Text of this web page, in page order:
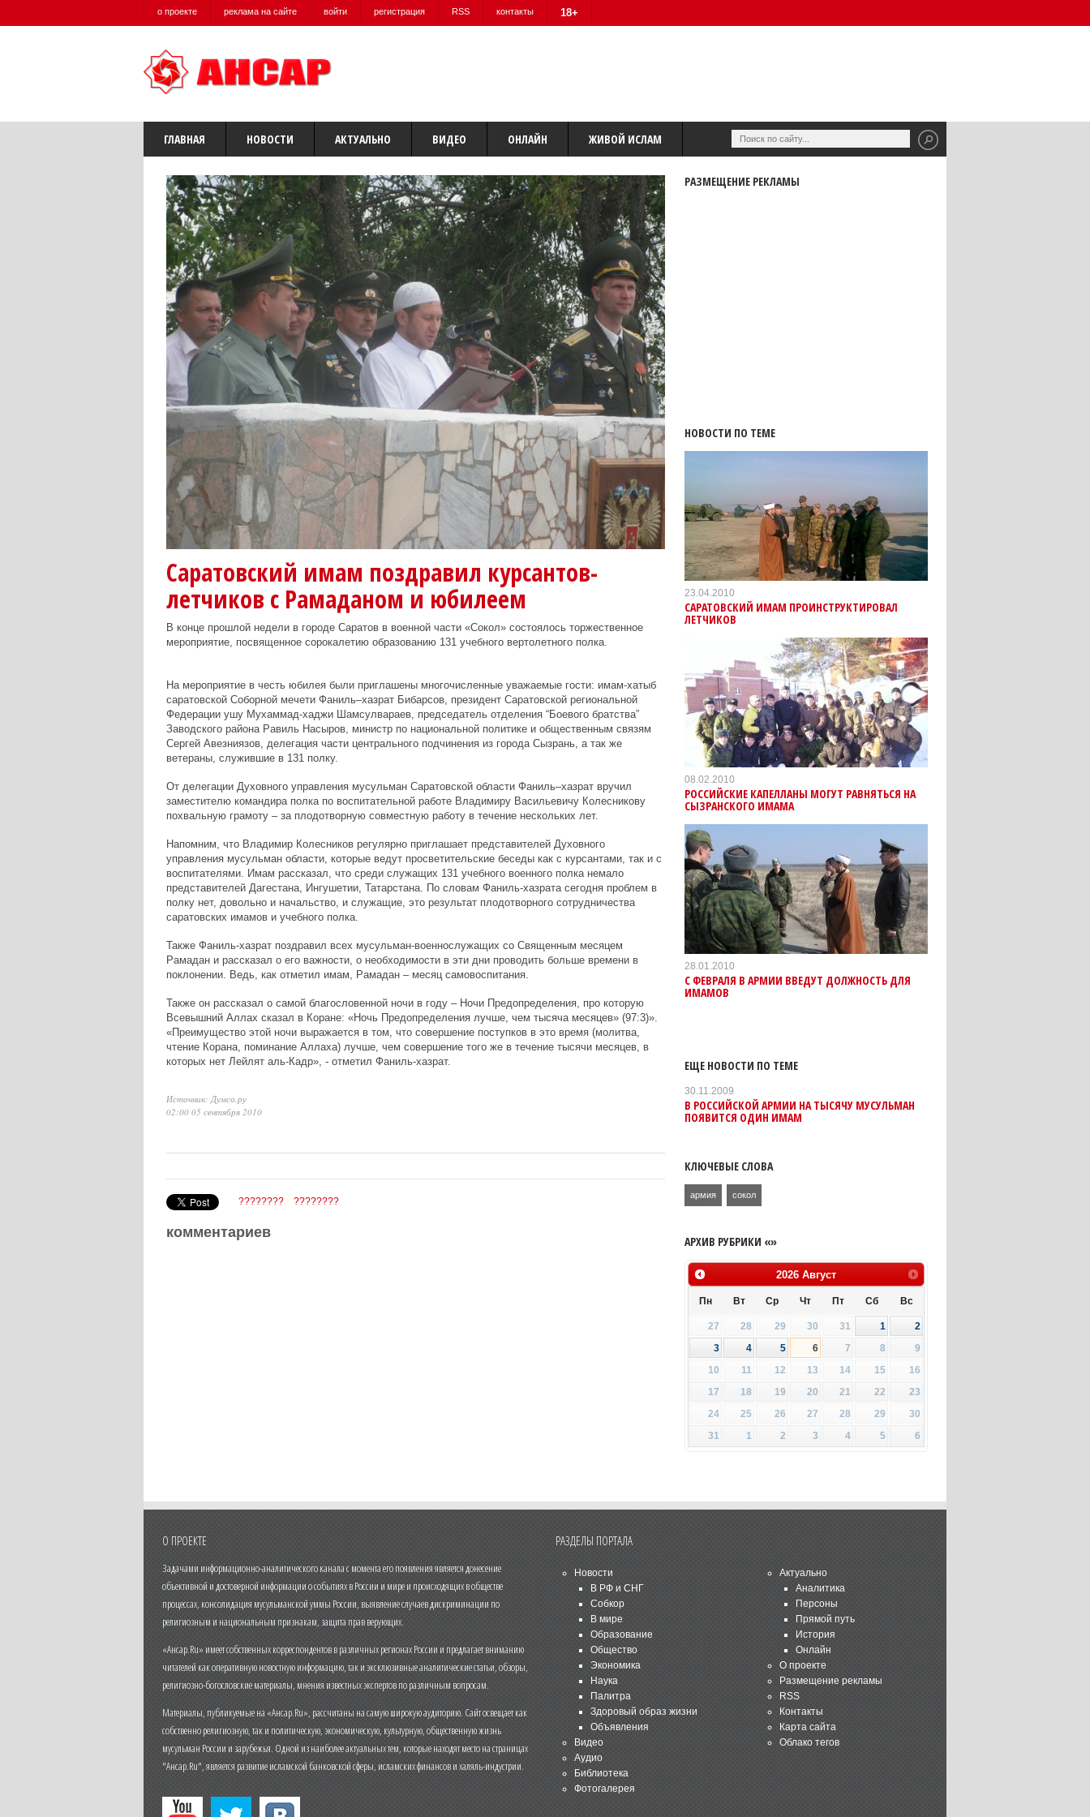
о проекте реклама на сайте войти регистрация RSS контакты 18+
ГЛАВНАЯ НОВОСТИ АКТУАЛЬНО ВИДЕО ОНЛАЙН ЖИВОЙ ИСЛАМ
Саратовский имам поздравил курсантов-
летчиков с Рамаданом и юбилеем
В конце прошлой недели в городе Саратов в военной части «Сокол» состоялось торжественное
мероприятие, посвященное сорокалетию образованию 131 учебного вертолетного полка.
На мероприятие в честь юбилея были приглашены многочисленные уважаемые гости: имам-хатыб
саратовской Соборной мечети Фаниль–хазрат Бибарсов, президент Саратовской региональной
Федерации ушу Мухаммад-хаджи Шамсулвараев, председатель отделения “Боевого братства”
Заводского района Равиль Насыров, министр по национальной политике и общественным связям
Сергей Авезниязов, делегация части центрального подчинения из города Сызрань, а так же
ветераны, служившие в 131 полку.
От делегации Духовного управления мусульман Саратовской области Фаниль–хазрат вручил
заместителю командира полка по воспитательной работе Владимиру Васильевичу Колесникову
похвальную грамоту – за плодотворную совместную работу в течение нескольких лет.
Напомним, что Владимир Колесников регулярно приглашает представителей Духовного
управления мусульман области, которые ведут просветительские беседы как с курсантами, так и с
воспитателями. Имам рассказал, что среди служащих 131 учебного военного полка немало
представителей Дагестана, Ингушетии, Татарстана. По словам Фаниль-хазрата сегодня проблем в
полку нет, довольно и начальство, и служащие, это результат плодотворного сотрудничества
саратовских имамов и учебного полка.
Также Фаниль-хазрат поздравил всех мусульман-военнослужащих со Священным месяцем
Рамадан и рассказал о его важности, о необходимости в эти дни проводить больше времени в
поклонении. Ведь, как отметил имам, Рамадан – месяц самовоспитания.
Также он рассказал о самой благословенной ночи в году – Ночи Предопределения, про которую
Всевышний Аллах сказал в Коране: «Ночь Предопределения лучше, чем тысяча месяцев» (97:3)».
«Преимущество этой ночи выражается в том, что совершение поступков в это время (молитва,
чтение Корана, поминание Аллаха) лучше, чем совершение того же в течение тысячи месяцев, в
которых нет Лейлят аль-Кадр», - отметил Фаниль-хазрат.
Источник: Думсо.ру
02:00 05 сентября 2010
???????? ????????
комментариев
РАЗМЕЩЕНИЕ РЕКЛАМЫ
НОВОСТИ ПО ТЕМЕ
23.04.2010
САРАТОВСКИЙ ИМАМ ПРОИНСТРУКТИРОВАЛ
ЛЕТЧИКОВ
08.02.2010
РОССИЙСКИЕ КАПЕЛЛАНЫ МОГУТ РАВНЯТЬСЯ НА
СЫЗРАНСКОГО ИМАМА
28.01.2010
С ФЕВРАЛЯ В АРМИИ ВВЕДУТ ДОЛЖНОСТЬ ДЛЯ
ИМАМОВ
ЕЩЕ НОВОСТИ ПО ТЕМЕ
30.11.2009
В РОССИЙСКОЙ АРМИИ НА ТЫСЯЧУ МУСУЛЬМАН
ПОЯВИТСЯ ОДИН ИМАМ
КЛЮЧЕВЫЕ СЛОВА
армия сокол
АРХИВ РУБРИКИ «»
2026 Август
Пн Вт Ср Чт Пт Сб Вс
27 28 29 30 31 1
2
3
4 5 6 7 8
9
10
11 12 13 14 15
16
17
18 19 20 21 22
23
24
25 26 27 28 29
30
31
1 2 3 4 5 6
О ПРОЕКТЕ
Задачами информационно-аналитического канала с момента его появления является донесение
объективной и достоверной информации о событиях в России и мире и происходящих в обществе
процессах, консолидация мусульманской уммы России, выявление случаев дискриминации по
религиозным и национальным признакам, защита прав верующих.
«Ансар.Ru» имеет собственных корреспондентов в различных регионах России и предлагает вниманию
читателей как оперативную новостную информацию, так и эксклюзивные аналитические статьи, обзоры,
религиозно-богословские материалы, мнения известных экспертов по различным вопросам.
Материалы, публикуемые на «Ансар.Ru», рассчитаны на самую широкую аудиторию. Сайт освещает как
собственно религиозную, так и политическую, экономическую, культурную, общественную жизнь
мусульман России и зарубежья. Одной из наиболее актуальных тем, которые находят место на страницах
"Ансар.Ru", является развитие исламской банковской сферы, исламских финансов и халяль-индустрии.
РАЗДЕЛЫ ПОРТАЛА
Новости
В РФ и СНГ
Собкор
В мире
Образование
Общество
Экономика
Наука
Палитра
Здоровый образ жизни
Объявления
Видео
Аудио
Библиотека
Фотогалерея
Актуально
Аналитика
Персоны
Прямой путь
История
Онлайн
О проекте
Размещение рекламы
RSS
Контакты
Карта сайта
Облако тегов